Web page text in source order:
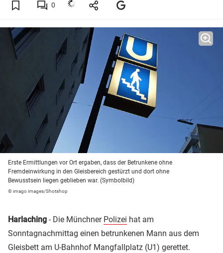
0
Erste Ermittlungen vor Ort ergaben, dass der Betrunkene ohne
Fremdeinwirkung in den Gleisbereich gestürzt und dort ohne
Bewusstsein liegen geblieben war. (Symbolbild)
© imago images/Shotshop
Harlaching - Die Münchner Polizei hat am
Sonntagnachmittag einen betrunkenen Mann aus dem
Gleisbett am U-Bahnhof Mangfallplatz (U1) gerettet.